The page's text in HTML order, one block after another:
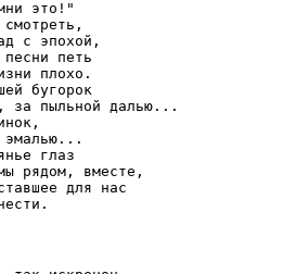
это!"
с эпохой,
петь
плохо.
бугорок
за пыльной далью...
эмалью...
глаз
рядом, вместе,
для нас